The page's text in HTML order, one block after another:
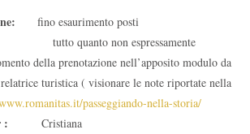
fino esaurimento posti
quanto non espressamente
della prenotazione nell’apposito modulo da
turistica ( visionare le note riportate nella
passeggiando-nella-storia/
: Cristiana